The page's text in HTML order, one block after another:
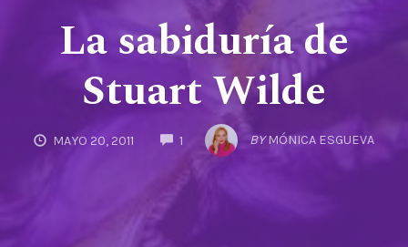
La sabiduría de
Stuart Wilde
MAYO 20, 2011 1COMMENTSBY MÓNICA ESGUEVA